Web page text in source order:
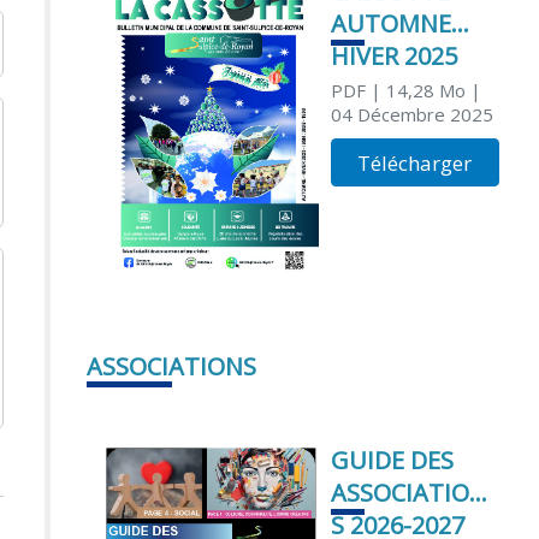
AUTOMNE
HIVER 2025
PDF| 14,28 Mo |
04 Décembre 2025
Télécharger
ASSOCIATIONS
GUIDE DES
ASSOCIATION
S 2026-2027